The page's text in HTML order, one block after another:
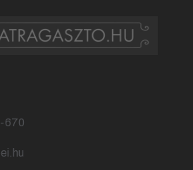
670